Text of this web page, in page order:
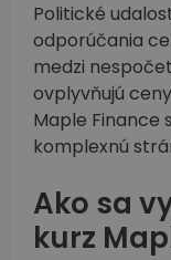
Politické
odporúčania
medzi
ovplyvňujú
Maple Finance
komplexnú
Ako sa
kurz